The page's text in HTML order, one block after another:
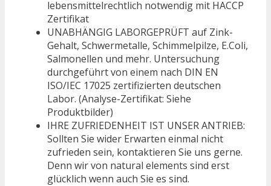
lebensmittelrechtlich notwendig mit HACCP
Zertifikat
UNABHÄNGIG LABORGEPRÜFT auf Zink-
Gehalt, Schwermetalle, Schimmelpilze, E.Coli,
Salmonellen und mehr. Untersuchung
durchgeführt von einem nach DIN EN
ISO/IEC 17025 zertifizierten deutschen
Labor. (Analyse-Zertifikat: Siehe
Produktbilder)
IHRE ZUFRIEDENHEIT IST UNSER ANTRIEB:
Sollten Sie wider Erwarten einmal nicht
zufrieden sein, kontaktieren Sie uns gerne.
Denn wir von natural elements sind erst
glücklich wenn auch Sie es sind.